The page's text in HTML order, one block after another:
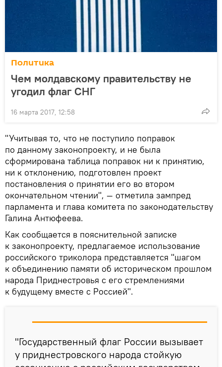
Политика
Чем молдавскому правительству не
угодил флаг СНГ
16 марта 2017, 12:58
"Учитывая то, что не поступило поправок
по данному законопроекту, и не была
сформирована таблица поправок ни к принятию,
ни к отклонению, подготовлен проект
постановления о принятии его во втором
окончательном чтении", — отметила зампред
парламента и глава комитета по законодательству
Галина Антюфеева.
Как сообщается в пояснительной записке
к законопроекту, предлагаемое использование
российского триколора представляется "шагом
к объединению памяти об историческом прошлом
народа Приднестровья с его стремлениями
к будущему вместе с Россией".
"Государственный флаг России вызывает
у приднестровского народа стойкую